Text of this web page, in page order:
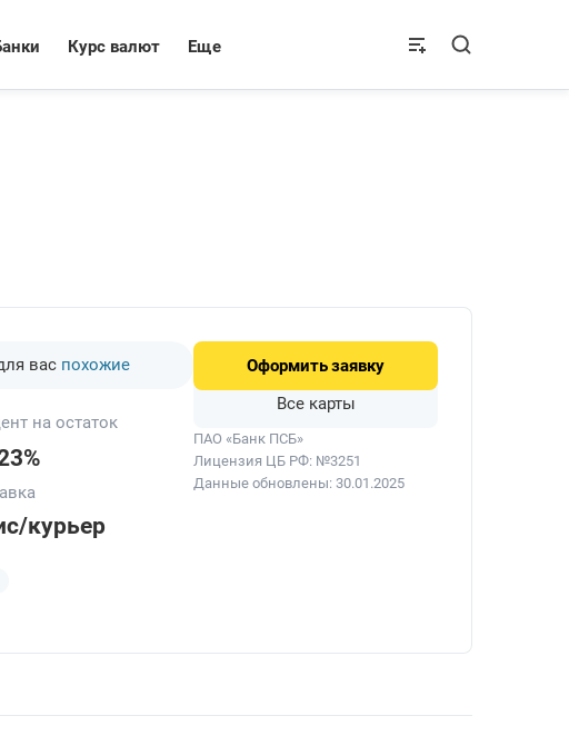
Курс валют Еще
вас похожие
на остаток
курьер
Оформитьзаявку
Все карты
ПАО «Банк ПСБ»
Лицензия ЦБ РФ: №3251
Данные обновлены: 30.01.2025